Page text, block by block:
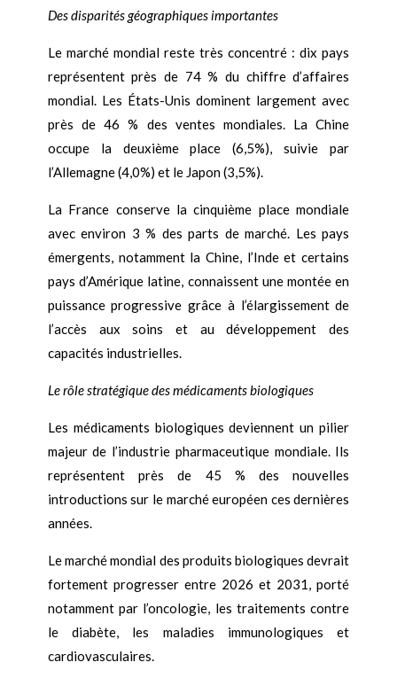
Des disparités géographiques importantes
Le marché mondial reste très concentré : dix pays
représentent près de 74 % du chiffre d’affaires
mondial. Les États-Unis dominent largement avec
près de 46 % des ventes mondiales. La Chine
occupe la deuxième place (6,5%), suivie par
l’Allemagne (4,0%) et le Japon (3,5%).
La France conserve la cinquième place mondiale
avec environ 3 % des parts de marché. Les pays
émergents, notamment la Chine, l’Inde et certains
pays d’Amérique latine, connaissent une montée en
puissance progressive grâce à l’élargissement de
l’accès aux soins et au développement des
capacités industrielles.
Le rôle stratégique des médicaments biologiques
Les médicaments biologiques deviennent un pilier
majeur de l’industrie pharmaceutique mondiale. Ils
représentent près de 45 % des nouvelles
introductions sur le marché européen ces dernières
années.
Le marché mondial des produits biologiques devrait
fortement progresser entre 2026 et 2031, porté
notamment par l’oncologie, les traitements contre
le diabète, les maladies immunologiques et
cardiovasculaires.